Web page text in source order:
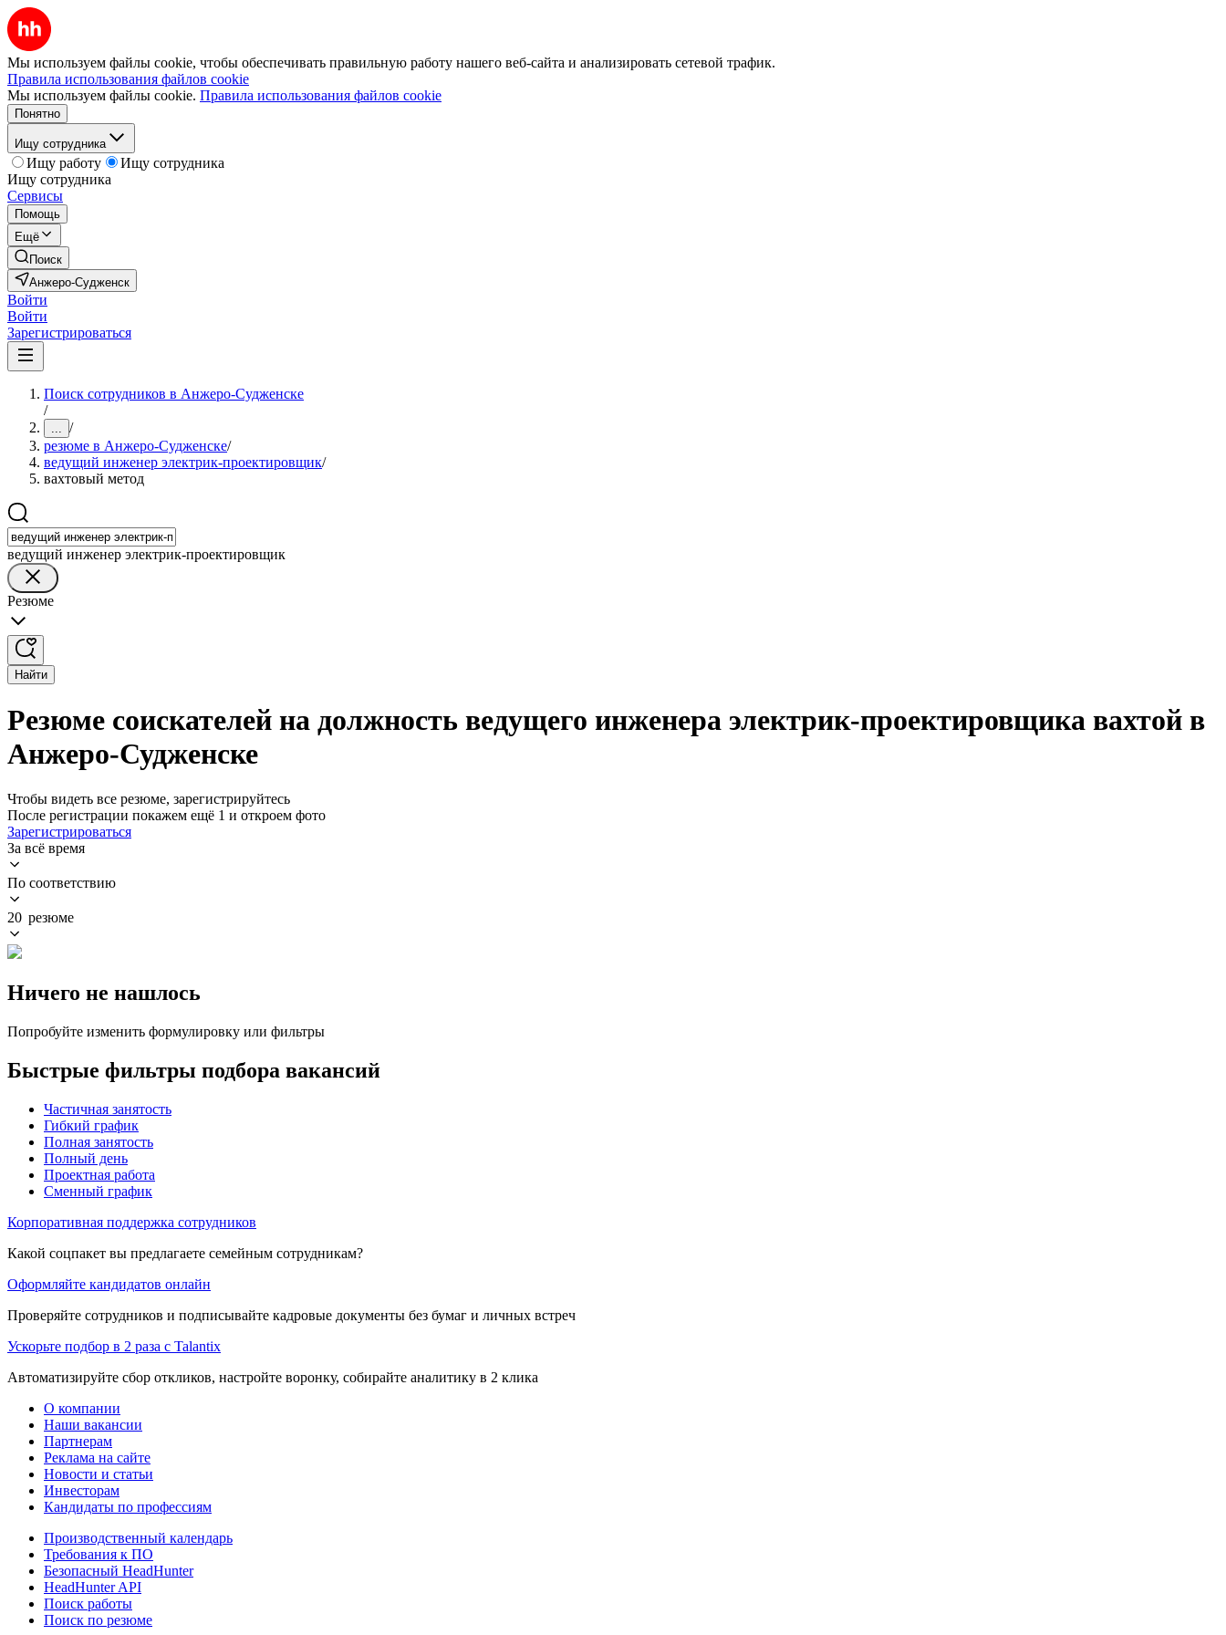
Мы используем файлы cookie, чтобы обеспечивать правильную работу нашего веб-сайта и анализировать сетевой трафик.
Правила использования файлов cookie
Мы используем файлы cookie. Правила использования файлов cookie
Понятно
Ищу сотрудника
Ищу работу
Ищу сотрудника
Ищу сотрудника
Сервисы
Помощь
Ещё
Поиск
Анжеро-Судженск
Войти
Войти
Зарегистрироваться
Поиск сотрудников в Анжеро-Судженске
/
... /
резюме в Анжеро-Судженске/
ведущий инженер электрик-проектировщик/
вахтовый метод
ведущий инженер электрик-проектировщик
Резюме
Найти
Резюме соискателей на должность ведущего инженера электрик-проектировщика вахтой в
Анжеро-Судженске
Чтобы видеть все резюме, зарегистрируйтесь
После регистрации покажем ещё 1 и откроем фото
Зарегистрироваться
За всё время
По соответствию
20 резюме
Ничего не нашлось
Попробуйте изменить формулировку или фильтры
Быстрые фильтры подбора вакансий
Частичная занятость
Гибкий график
Полная занятость
Полный день
Проектная работа
Сменный график
Корпоративная поддержка сотрудников
Какой соцпакет вы предлагаете семейным сотрудникам?
Оформляйте кандидатов онлайн
Проверяйте сотрудников и подписывайте кадровые документы без бумаг и личных встреч
Ускорьте подбор в 2 раза с Talantix
Автоматизируйте сбор откликов, настройте воронку, собирайте аналитику в 2 клика
О компании
Наши вакансии
Партнерам
Реклама на сайте
Новости и статьи
Инвесторам
Кандидаты по профессиям
Производственный календарь
Требования к ПО
Безопасный HeadHunter
HeadHunter API
Поиск работы
Поиск по резюме